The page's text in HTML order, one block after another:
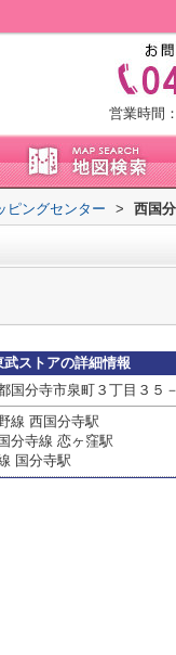
営業時間
ピングセンター > 西国
ストアの詳細情報
国分寺市泉町３丁目３５
線 西国分寺駅
分寺線 恋ヶ窪駅
国分寺駅